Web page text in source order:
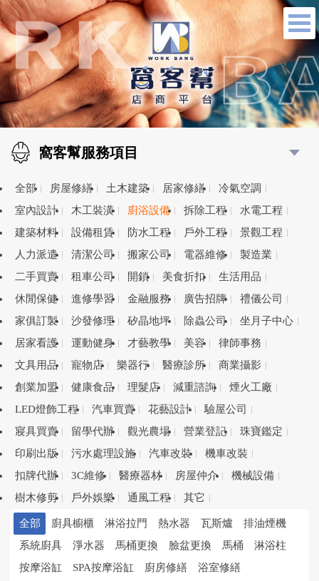
窩客幫服務項目
全部 房屋修繕 土木建築 居家修繕
冷氣空調
室內設計
木工裝潢 廚浴設備 拆除工程
水電工程
建築材料
設備租賃 防水工程 戶外工程
景觀工程
人力派遣
清潔公司 搬家公司 電器維修
製造業
二手買賣
租車公司 開鎖 美食折扣
生活用品
休閒保健
進修學習 金融服務 廣告招牌
禮儀公司
家俱訂製
沙發修理 矽晶地坪 除蟲公司
坐月子中心
居家看護
運動健身 才藝教學 美容
律師事務
文具用品
寵物店 樂器行 醫療診所
商業攝影
創業加盟
健康食品 理髮店 減重諮詢
煙火工廠
LED燈飾工程
汽車買賣 花藝設計
驗屋公司
寢具買賣
留學代辦 觀光農場 營業登記
珠寶鑑定
印刷出版
污水處理設施 汽車改裝
機車改裝
扣牌代辦
3C維修 醫療器材 房屋仲介
機械設備
樹木修剪
戶外娛樂 通風工程 其它
全部 廚具櫥櫃 淋浴拉門 熱水器 瓦斯爐
排油煙機
系統廚具
淨水器 馬桶更換 臉盆更換 馬桶
淋浴柱
按摩浴缸
SPA按摩浴缸 廚房修繕
浴室修繕